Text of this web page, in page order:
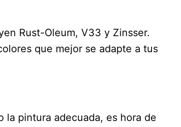
Rust-Oleum, V33 y Zinsser.
que mejor se adapte a tus
la pintura adecuada, es hora de